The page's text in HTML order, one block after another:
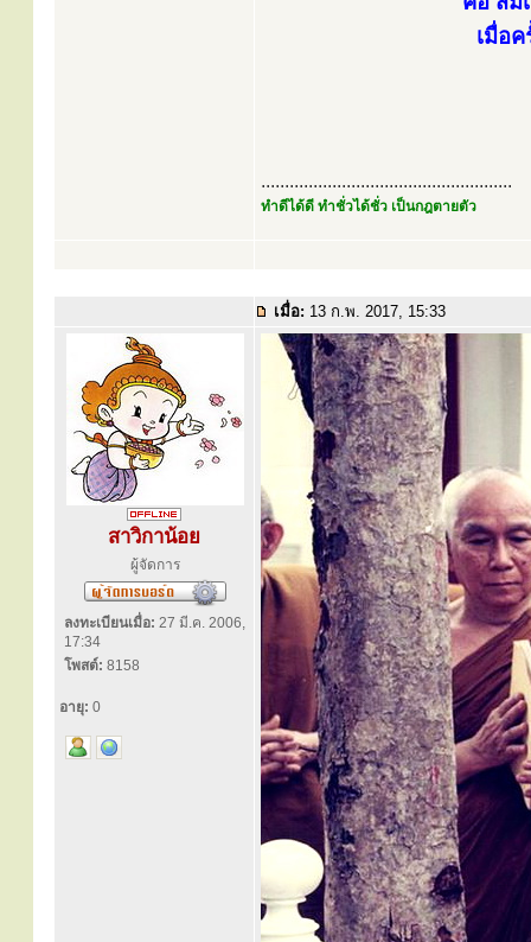
เมื่อ
.....................................................
ทำดีได้ดี ทำชั่วได้ชั่ว เป็นกฎตายตัว
เมื่อ: 13 ก.พ. 2017, 15:33
สาวิกาน้อย
ผู้จัดการ
ลงทะเบียนเมื่อ: 27 มี.ค. 2006,
17:34
โพสต์: 8158
อายุ: 0